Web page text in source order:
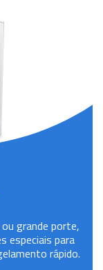
grande porte,
especiais para
rápido.